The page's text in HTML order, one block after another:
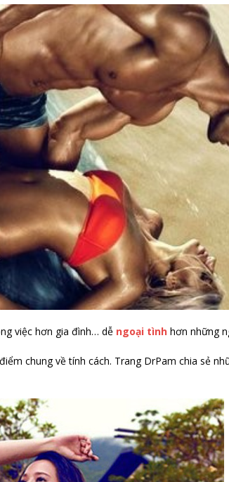
việc hơn gia đình… dễ ngoại tình hơn những
chung về tính cách. Trang DrPam chia sẻ